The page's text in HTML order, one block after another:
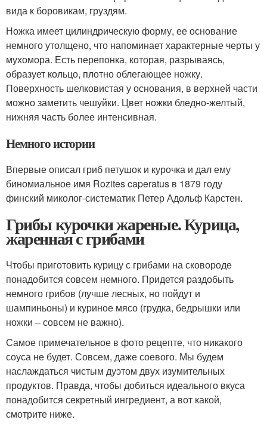
вида к боровикам, груздям.
Ножка имеет цилиндрическую форму, ее основание
немного утолщено, что напоминает характерные черты у
мухомора. Есть перепонка, которая, разрываясь,
образует кольцо, плотно облегающее ножку.
Поверхность шелковистая у основания, в верхней части
можно заметить чешуйки. Цвет ножки бледно-желтый,
нижняя часть более интенсивная.
Немного истории
Впервые описал гриб петушок и курочка и дал ему
биномиальное имя Rozites caperatus в 1879 году
финский миколог-систематик Петер Адольф Карстен.
Грибы курочки жареные. Курица,
жаренная с грибами
Чтобы приготовить курицу с грибами на сковороде
понадобится совсем немного. Придется раздобыть
немного грибов (лучше лесных, но пойдут и
шампиньоны) и куриное мясо (грудка, бедрышки или
ножки – совсем не важно).
Самое примечательное в фото рецепте, что никакого
соуса не будет. Совсем, даже соевого. Мы будем
наслаждаться чистым дуэтом двух изумительных
продуктов. Правда, чтобы добиться идеального вкуса
понадобится секретный ингредиент, а вот какой,
смотрите ниже.